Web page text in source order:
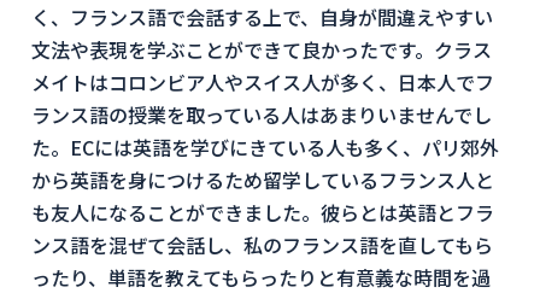
く、フランス語で会話する上で、自身が間違えやすい
文法や表現を学ぶことができて良かったです。クラス
メイトはコロンビア人やスイス人が多く、日本人でフ
ランス語の授業を取っている人はあまりいませんでし
た。ECには英語を学びにきている人も多く、パリ郊外
から英語を身につけるため留学しているフランス人と
も友人になることができました。彼らとは英語とフラ
ンス語を混ぜて会話し、私のフランス語を直してもら
ったり、単語を教えてもらったりと有意義な時間を過